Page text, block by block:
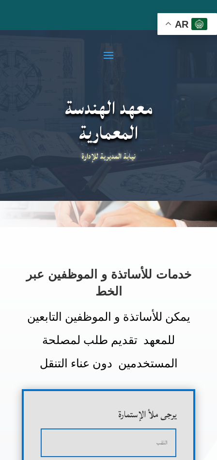
AR
معهد الهندسة
المعمارية
نيابة المديرية للإدارة
خدمات للأساتذة و الموظفين عبر
الخط
يمكن للأساتذة و الموظفين التابعين
للمعهد تقديم طلب لمصلحة
المستخدمين دون عناء التنقل
يرجى ملأ الإستمارة